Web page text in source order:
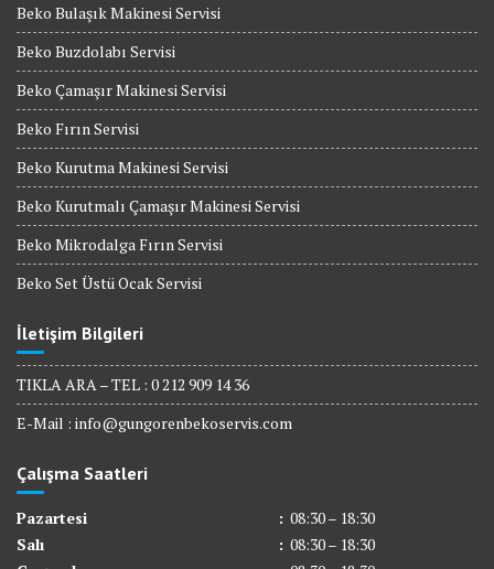
Beko Bulaşık Makinesi Servisi
Beko Buzdolabı Servisi
Beko Çamaşır Makinesi Servisi
Beko Fırın Servisi
Beko Kurutma Makinesi Servisi
Beko Kurutmalı Çamaşır Makinesi Servisi
Beko Mikrodalga Fırın Servisi
Beko Set Üstü Ocak Servisi
İletişim Bilgileri
TIKLA ARA – TEL : 0 212 909 14 36
E-Mail : info@gungorenbekoservis.com
Çalışma Saatleri
Pazartesi : 08:30 – 18:30
Salı
: 08:30 – 18:30